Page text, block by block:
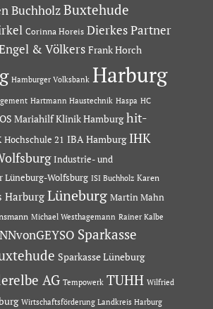
Buchholz Buxtehude
Corinna Horeis Dierkes Partner
& Völkers Frank Horch
Hamburger Volksbank Harburg
Hartmann Haustechnik Haspa HC
Mariahilf Klinik Hamburg hit-
Hochschule 21 IBA Hamburg IHK
Industrie- und
Lüneburg-Wolfsburg ISI Buchholz Karen
Harburg Lüneburg Martin Mahn
Michael Westhagemann Rainer Kalbe
Sparkasse
Sparkasse Lüneburg
AG Tempowerk TUHH Wilfried
Wirtschaftsförderung Landkreis Harburg